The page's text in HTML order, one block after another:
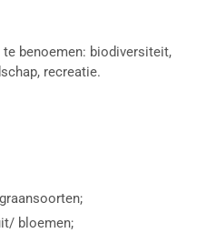
benoemen: biodiversiteit,
recreatie.
bloemen;